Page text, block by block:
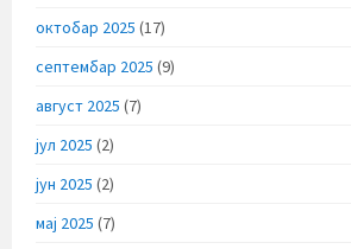
октобар 2025 (17)
септембар 2025 (9)
август 2025 (7)
јул 2025 (2)
јун 2025 (2)
мај 2025 (7)